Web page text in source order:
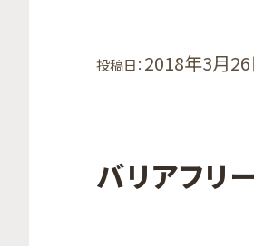
投稿日： 2018年3月26
バリアフリ